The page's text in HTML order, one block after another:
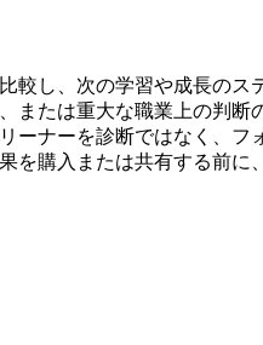
較し、次の学習や成長のス
または重大な職業上の判断
ーナーを診断ではなく、フ
を購入または共有する前に